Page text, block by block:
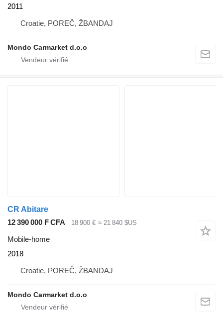
2011
Croatie, POREČ, ŽBANDAJ
Mondo Carmarket d.o.o
CR Abitare
12 390 000 F CFA
18 900 € ≈ 21 840 $US
Mobile-home
2018
Croatie, POREČ, ŽBANDAJ
Mondo Carmarket d.o.o